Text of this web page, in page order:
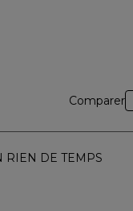
Comparer
RIEN DE TEMPS